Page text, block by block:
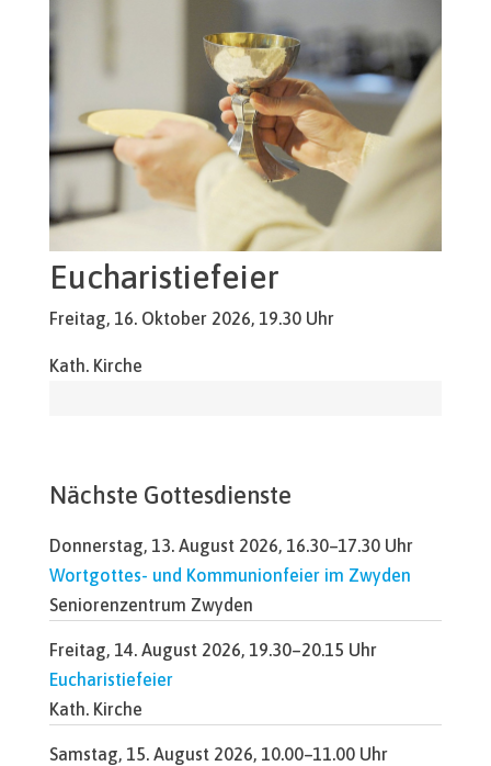
Eucharistiefeier
Freitag, 16. Oktober 2026, 19.30 Uhr
Kath. Kirche
Nächste Gottesdienste
Donnerstag, 13. August 2026, 16.30–17.30 Uhr
Wortgottes- und Kommunionfeier im Zwyden
Seniorenzentrum Zwyden
Freitag, 14. August 2026, 19.30–20.15 Uhr
Eucharistiefeier
Kath. Kirche
Samstag, 15. August 2026, 10.00–11.00 Uhr